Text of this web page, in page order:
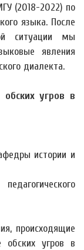
(2018-2022) по
языка. После
ситуации мы
явления
диалекта.
обских угров в
истории и
происходящие
обских угров в